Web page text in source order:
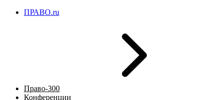
ПРАВО.ru
Право-300
Конференции